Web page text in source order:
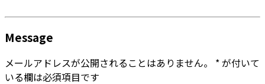
Message
メールアドレスが公開されることはありません。 *が付いて
いる欄は必須項目です